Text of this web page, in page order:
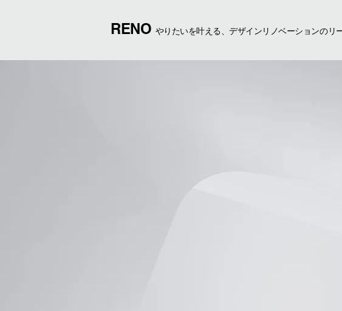
RENO やりたいを叶える、デザインリノベーションのリー